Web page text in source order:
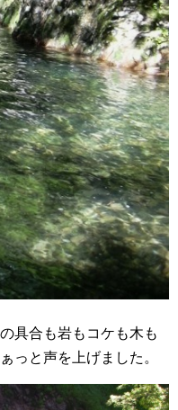
具合も岩もコケも木も
っと声を上げました。